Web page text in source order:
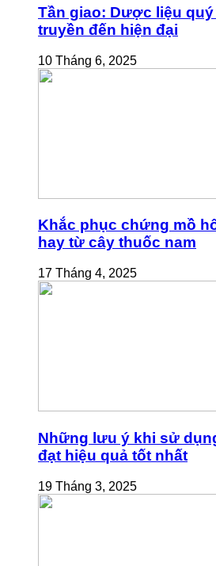
Tần giao: Dược liệu
truyền đến hiện đại
10 Tháng 6, 2025
Khắc phục chứng mồ
hay từ cây thuốc nam
17 Tháng 4, 2025
Những lưu ý khi sử
đạt hiệu quả tốt nhất
19 Tháng 3, 2025